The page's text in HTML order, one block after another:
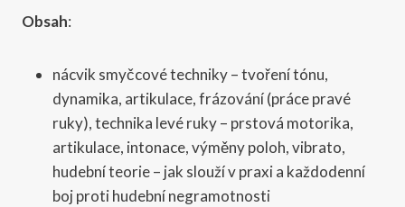
Obsah:
nácvik smyčcové techniky – tvoření tónu,
dynamika, artikulace, frázování (práce pravé
ruky), technika levé ruky – prstová motorika,
artikulace, intonace, výměny poloh, vibrato,
hudební teorie – jak slouží v praxi a každodenní
boj proti hudební negramotnosti